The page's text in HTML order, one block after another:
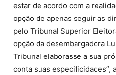
estar de acordo com a
opção de apenas seguir as
pelo Tribunal Superior
opção da desembargadora
Tribunal elaborasse a sua
conta suas especificidades”,